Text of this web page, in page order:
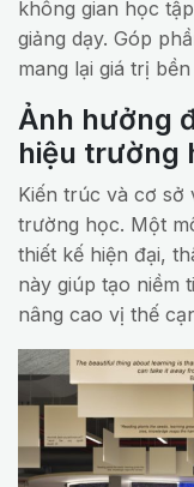
không gian học
giảng dạy. Góp
mang lại giá trị
Ảnh hưởng
hiệu trường
Kiến trúc và cơ sở
trường học. Một
thiết kế hiện đại,
này giúp tạo niềm
nâng cao vị thế